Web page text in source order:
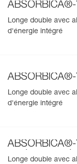
Longe double avec
d'énergie intégré
Longe double avec
d'énergie intégré
ABSORBICA®-
version
Longe double avec